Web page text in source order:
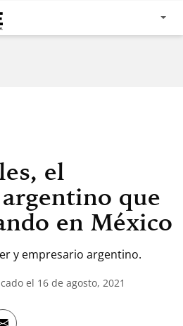
el
que
en México
y empresario argentino.
el 16 de agosto, 2021